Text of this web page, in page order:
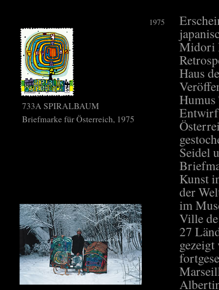
733A SPIRALBAUM
Briefmarke für Österreich, 1975
1975
Midori
Haus
Seidel
Kunst
der
im
Ville
27